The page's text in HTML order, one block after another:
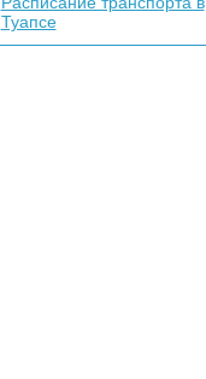
Туапсе